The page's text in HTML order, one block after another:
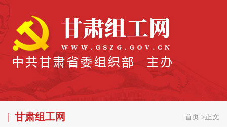
甘肃组工网 首页 > 正文